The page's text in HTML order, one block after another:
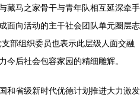
马之家骨干与青年队相互延深牵手
面向活动的主干社会团队单元圈层志
部组织委员也表示此层级人面交融
今后社会包容家园的精细雕辉。
和省级新时代优德计划推进大力激发